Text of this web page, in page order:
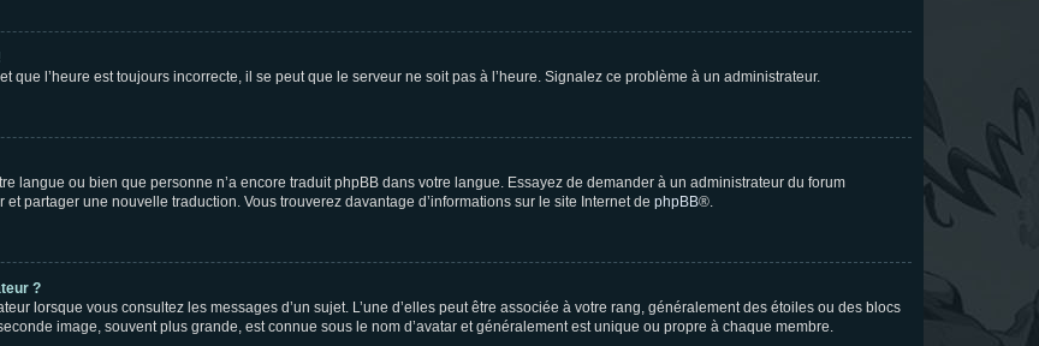
que l’heure est toujours incorrecte, il se peut que le serveur ne soit pas à l’heure. Signalez ce problème à un administrateur.
langue ou bien que personne n’a encore traduit phpBB dans votre langue. Essayez de demander à un administrateur du forum
partager une nouvelle traduction. Vous trouverez davantage d’informations sur le site Internet de phpBB®.
?
lorsque vous consultez les messages d’un sujet. L’une d’elles peut être associée à votre rang, généralement des étoiles ou des blocs
image, souvent plus grande, est connue sous le nom d’avatar et généralement est unique ou propre à chaque membre.